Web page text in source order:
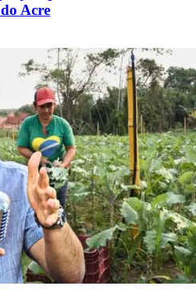
Acre